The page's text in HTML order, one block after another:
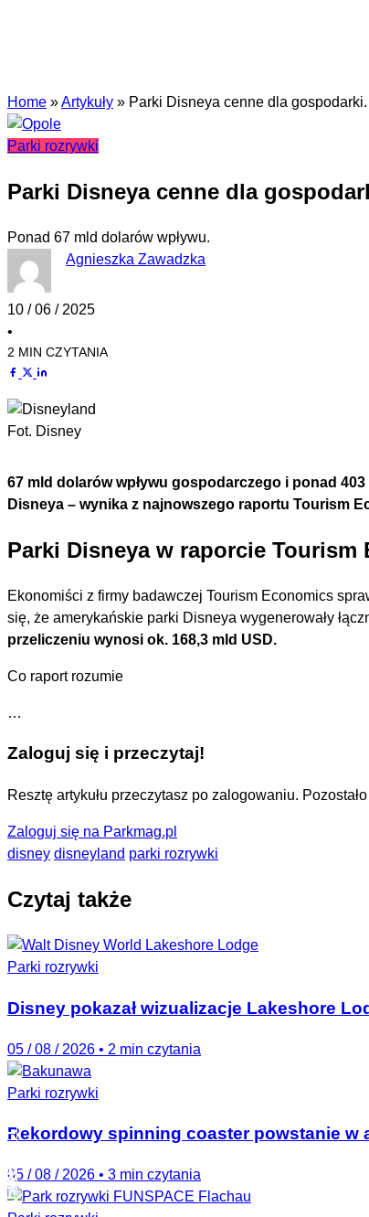
Home »Artykuły » Parki Disneya cenne dla
Parki rozrywki
Parki Disneya cenne dla
Ponad 67 mld dolarów wpływu.
Agnieszka Zawadzka
10 / 06 / 2025
•
2 MIN CZYTANIA
Fot. Disney
67 mld dolarów wpływu gospodarczego i ponad
Disneya – wynika z najnowszego raportu Tourism
Parki Disneya w raporcie Tourism
Ekonomiści z firmy badawczej Tourism Economics
się, że amerykańskie parki Disneya wygenerowały
przeliczeniu wynosi ok. 168,3 mld USD.
Co raport rozumie
…
Zaloguj się i przeczytaj!
Resztę artykułu przeczytasz po zalogowaniu. Pozostało
Zaloguj się na Parkmag.pl
disney disneyland parki rozrywki
Czytaj także
Parki rozrywki
Disney pokazał wizualizacje Lakeshore
05 / 08 / 2026 • 2 min czytania
Parki rozrywki
Rekordowy spinning coaster powstanie w
05 / 08 / 2026 • 3 min czytania